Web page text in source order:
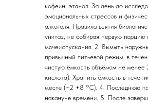
кофеин, этанол. За день до
эмоциональных стрессов и
алкоголя. Правила взятия
унитаз, не собирая первую порцию
мочеиспускания. 2. Вымыть
привычный питьевой режим, в
чистую ёмкость объёмом не менее
кислота). Хранить ёмкость в
месте (+2 +8 °C). 4. Последнюю
накануне времени. 5. После